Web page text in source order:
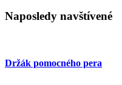
Naposledy navštívené
Držák pomocného pera